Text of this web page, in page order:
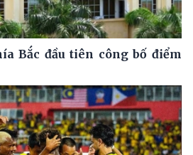
Bắc đầu tiên công bố điểm